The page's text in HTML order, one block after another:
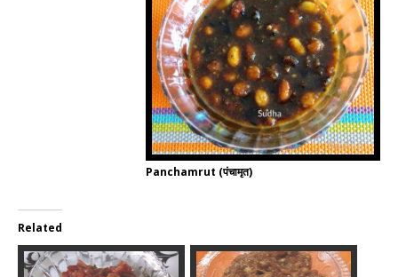
Panchamrut (पंचामृत)
Related